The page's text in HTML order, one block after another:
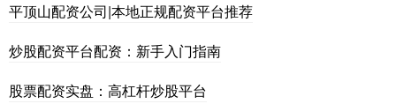
平顶山配资公司|本地正规配资平台推荐
炒股配资平台配资：新手入门指南
股票配资实盘：高杠杆炒股平台